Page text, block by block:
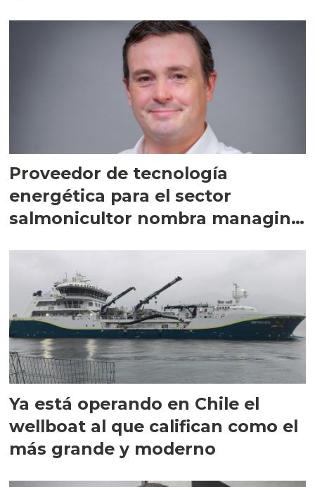
Proveedor de tecnología
energética para el sector
salmonicultor nombra managing
Ya está operando en Chile el
wellboat al que califican como el
más grande y moderno